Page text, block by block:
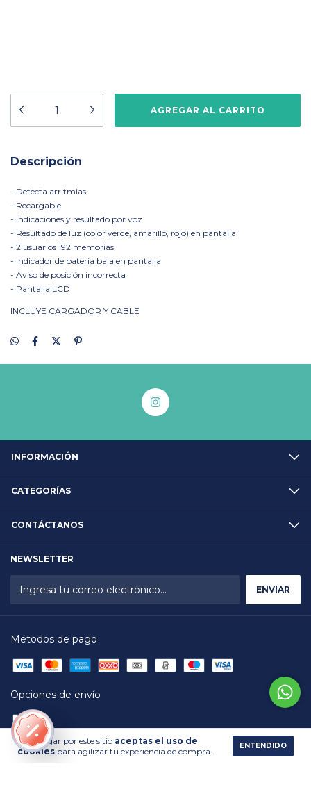
Al navegar por este sitio aceptas el uso de
cookies para agilizar tu experiencia de compra.
ENTENDIDO
Descripción
- Detecta arritmias
- Recargable
- Indicaciones y resultado por voz
- Resultado de luz (color verde, amarillo, rojo) en pantalla
- 2 usuarios 192 memorias
- Indicador de bateria baja en pantalla
- Aviso de posición incorrecta
- Pantalla LCD
INCLUYE CARGADOR Y CABLE
INFORMACIÓN
CATEGORÍAS
CONTÁCTANOS
NEWSLETTER
Métodos de pago
Opciones de envío